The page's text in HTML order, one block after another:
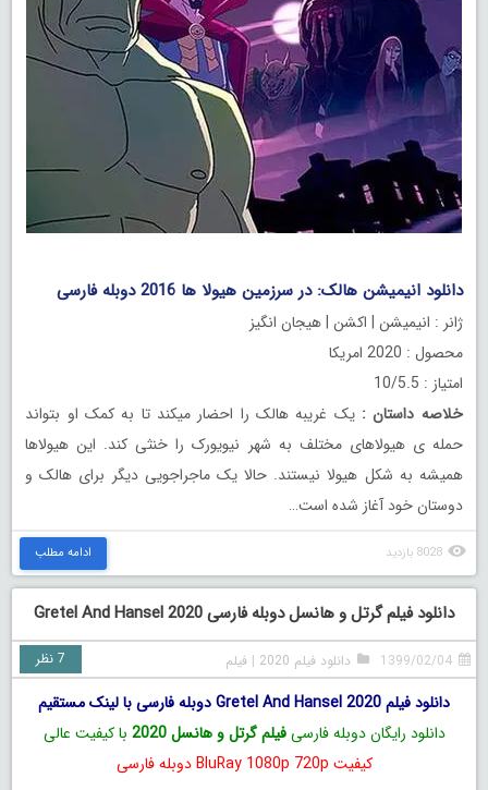
دانلود انیمیشن هالک: در سرزمین هیولا ها 2016 دوبله فارسی
ژانر : انیمیشن | اکشن | هیجان انگیز
محصول : 2020 امریکا
امتیاز : 10/5.5
خلاصه داستان :یک غریبه هالک را احضار میکند تا به کمک او بتواند
حمله ی هیولاهای مختلف به شهر نیویورک را خنثی کند. این هیولاها
همیشه به شکل هیولا نیستند. حالا یک ماجراجویی دیگر برای هالک و
دوستان خود آغاز شده است…
8028 بازدید ادامه مطلب
دانلود فیلم گرتل و هانسل دوبله فارسی Gretel And Hansel 2020
1399/02/04 دانلود فیلم 2020 |فیلم 7 نظر
دانلود فیلم Gretel And Hansel 2020 دوبله فارسی با لینک مستقیم
دانلود رایگان دوبله فارسیفیلم گرتل و هانسل 2020
با کیفیت عالی
کیفیت BluRay 1080p 720p دوبله فارسی